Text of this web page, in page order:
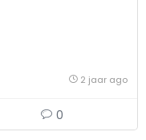
2 jaar ago
0